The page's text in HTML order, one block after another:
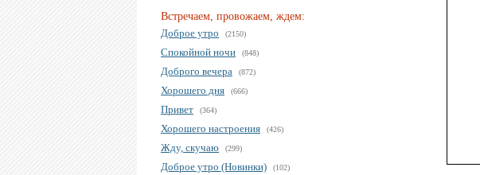
Встречаем, провожаем, ждем:
Доброе утро
(2150)
Спокойной ночи (848)
Доброго вечера (872)
Хорошего дня (666)
Привет (364)
Хорошего настроения (426)
Жду, скучаю (299)
Доброе утро (Новинки) (102)